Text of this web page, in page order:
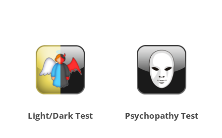
Light/Dark Test Psychopathy Test